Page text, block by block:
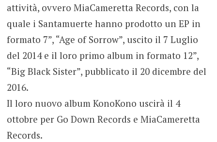
attività, ovvero MiaCameretta Records, con la
quale i Santamuerte hanno prodotto un EP in
formato 7”, “Age of Sorrow”, uscito il 7 Luglio
del 2014 e il loro primo album in formato 12”,
“Big Black Sister”, pubblicato il 20 dicembre del
2016.
Il loro nuovo album KonoKono uscirà il 4
ottobre per Go Down Records e MiaCameretta
Records.